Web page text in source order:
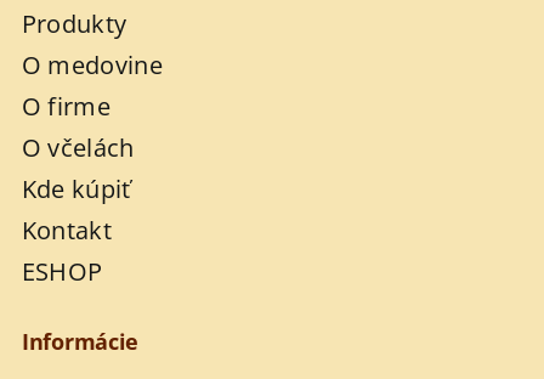
Produkty
O medovine
O firme
O včelách
Kde kúpiť
Kontakt
ESHOP
Informácie